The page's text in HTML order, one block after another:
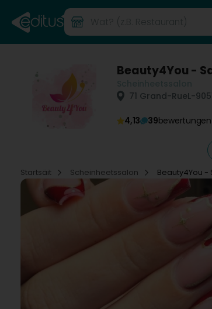
Beauty4You -
71 Grand-RueL-
4,13 39bewertungen
Startsäit
Scheinheetssalon Beauty4You -